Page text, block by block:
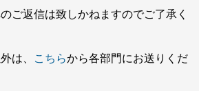
ご返信は致しかねますのでご了承く
は、
こちらから各部門にお送りくだ